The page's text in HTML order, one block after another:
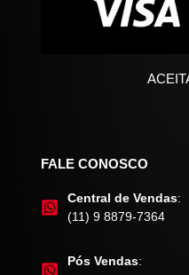
FALE CONOSCO
Central de Vendas:
(11) 9 8879-7364
Pós Vendas: